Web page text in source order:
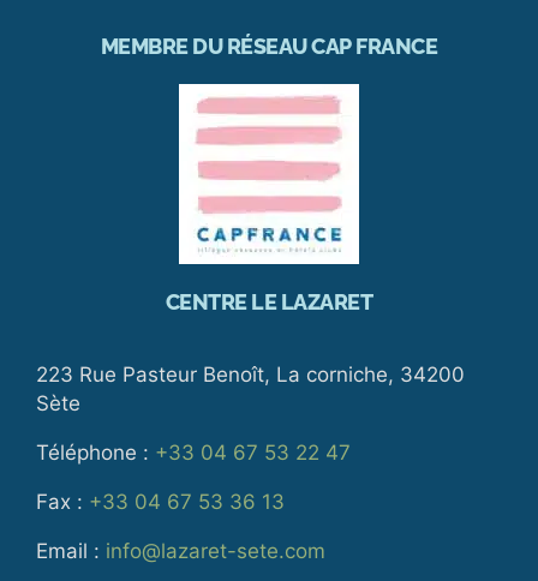
MEMBRE DU RÉSEAU CAP FRANCE
CENTRE LE LAZARET
223 Rue Pasteur Benoît, La corniche, 34200
Sète
Téléphone : +33 04 67 53 22 47
Fax : +33 04 67 53 36 13
Email : info@lazaret-sete.com